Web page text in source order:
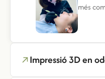
més
Impressió 3D en